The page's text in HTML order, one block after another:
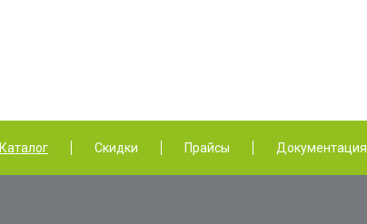
Каталог Скидки Прайсы Документация